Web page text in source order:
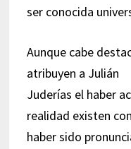
ser conocida
Aunque cabe
atribuyen a Julián
Juderías el haber
realidad existen
haber sido